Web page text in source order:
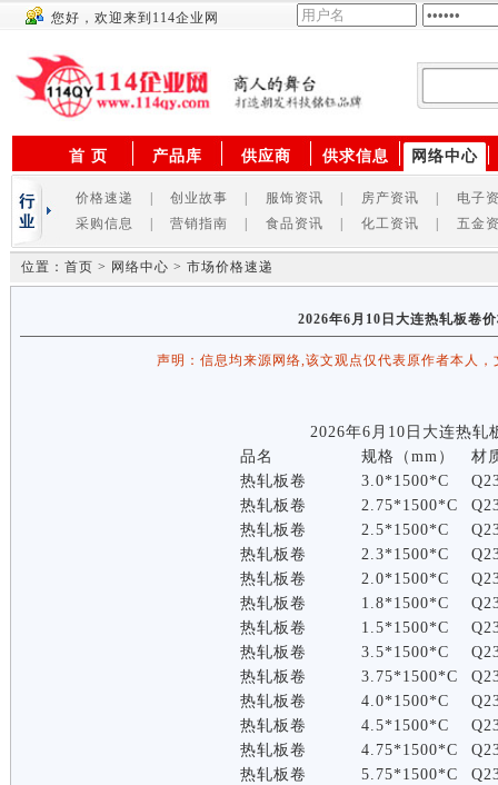
您好，欢迎来到114企业网
首 页 产品库 供应商 供求信息 网络中心
价格速递 创业故事 服饰资讯 房产资讯
电子
采购信息
营销指南 食品资讯 化工资讯 五金
位置：首页 > 网络中心 > 市场价格速递
2026年6月10日大连热轧板卷
声明：信息均来源网络,该文观点仅代表原作者本人
2026年6月10日大连热轧
品名
规格（mm）
材
热轧板卷
3.0*1500*C
热轧板卷
2.75*1500*C
热轧板卷
2.5*1500*C
热轧板卷
2.3*1500*C
热轧板卷
2.0*1500*C
热轧板卷
1.8*1500*C
热轧板卷
1.5*1500*C
热轧板卷
3.5*1500*C
热轧板卷
3.75*1500*C
热轧板卷
4.0*1500*C
热轧板卷
4.5*1500*C
热轧板卷
4.75*1500*C
热轧板卷
5.75*1500*C